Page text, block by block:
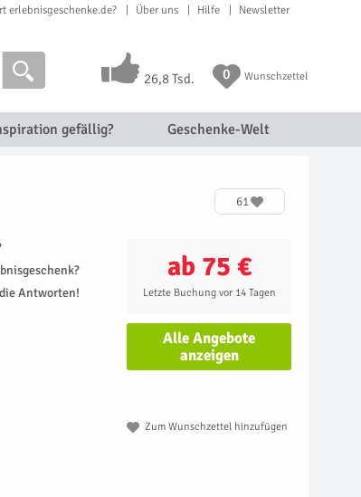
erlebnisgeschenke.de? Über uns Hilfe Newsletter
26,8 Tsd. 0 Wunschzettel
gefällig? Geschenke-Welt
61
ab 75 €
Letzte Buchung vor 14 Tagen
Alle Angebote
anzeigen
Zum Wunschzettel hinzufügen
Antworten!